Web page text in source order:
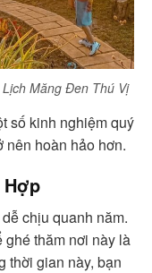
Măng Đen Thú Vị
số kinh nghiệm quý
nên hoàn hảo hơn.
chịu quanh năm.
ghé thăm nơi này là
thời gian này, bạn